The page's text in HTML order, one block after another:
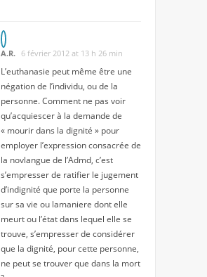
A.R. 6 février 2012 at 13 h 26 min
L’euthanasie peut même être une
négation de l’individu, ou de la
personne. Comment ne pas voir
qu’acquiescer à la demande de
« mourir dans la dignité » pour
employer l’expression consacrée de
la novlangue de l’Admd, c’est
s’empresser de ratifier le jugement
d’indignité que porte la personne
sur sa vie ou lamaniere dont elle
meurt ou l’état dans lequel elle se
trouve, s’empresser de considérer
que la dignité, pour cette personne,
ne peut se trouver que dans la mort